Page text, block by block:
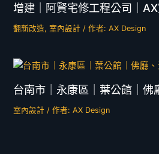
增建｜阿賢宅修工程公司｜
翻新改造,室內設計 / 作者:AX Design
台南市｜永康區｜葉公館｜佛
室內設計 / 作者:AX Design